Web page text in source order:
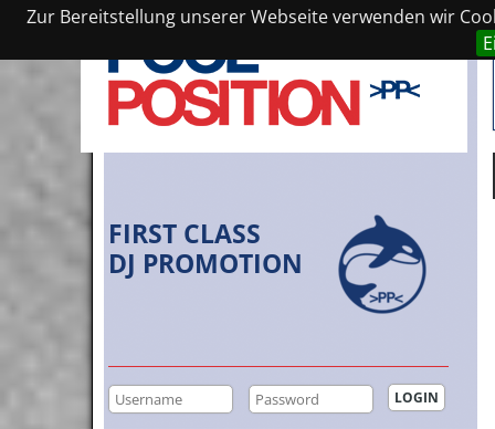
Zur Bereitstellung unserer Webseite verwenden wir
FIRST CLASS
DJ PROMOTION